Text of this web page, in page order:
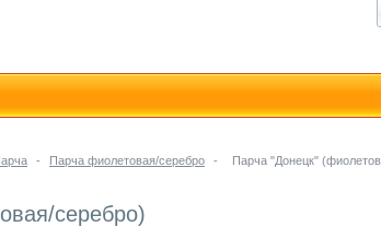
- Парча фиолетовая/серебро - Парча "Донецк"
серебро)